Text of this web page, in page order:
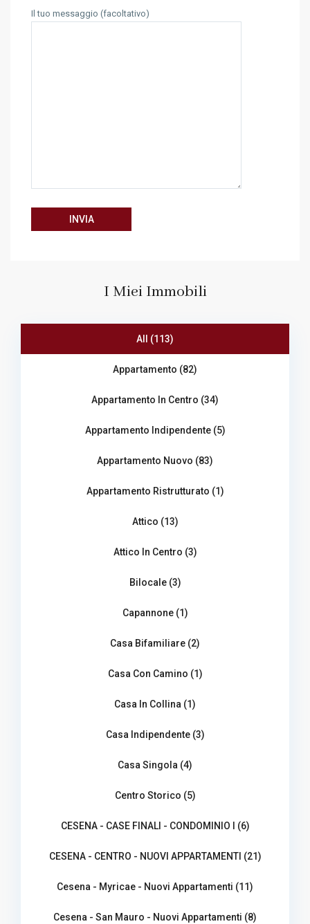
Il tuo messaggio (facoltativo)
I Miei Immobili
All (113)
Appartamento (82)
Appartamento In Centro (34)
Appartamento Indipendente (5)
Appartamento Nuovo (83)
Appartamento Ristrutturato (1)
Attico (13)
Attico In Centro (3)
Bilocale (3)
Capannone (1)
Casa Bifamiliare (2)
Casa Con Camino (1)
Casa In Collina (1)
Casa Indipendente (3)
Casa Singola (4)
Centro Storico (5)
CESENA - CASE FINALI - CONDOMINIO I (6)
CESENA - CENTRO - NUOVI APPARTAMENTI (21)
Cesena - Myricae - Nuovi Appartamenti (11)
Cesena - San Mauro - Nuovi Appartamenti (8)